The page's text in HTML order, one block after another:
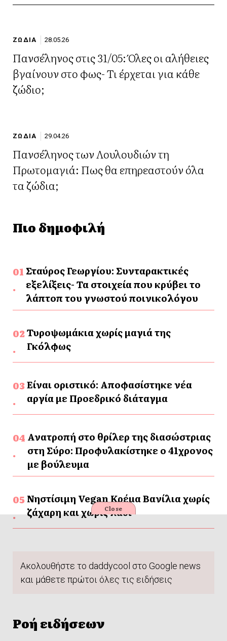
ΖΩΔΙΑ 28.05.26
Πανσέληνος στις 31/05: Όλες οι αλήθειες
βγαίνουν στο φως- Τι έρχεται για κάθε
ζώδιο;
ΖΩΔΙΑ 29.04.26
Πανσέληνος των Λουλουδιών τη
Πρωτομαγιά: Πως θα επηρεαστούν όλα
τα ζώδια;
Πιο δημοφιλή
Σταύρος Γεωργίου: Συνταρακτικές
εξελίξεις- Τα στοιχεία που κρύβει το
λάπτοπ του γνωστού ποινικολόγου
Τυροψωμάκια χωρίς μαγιά της
Γκόλφως
Είναι οριστικό: Αποφασίστηκε νέα
αργία με Προεδρικό διάταγμα
Ανατροπή στο θρίλερ της διασώστριας
στη Σύρο: Προφυλακίστηκε ο 41χρονος
με βούλευμα
Νηστίσιμη Vegan Κρέμα Βανίλια χωρίς
ζάχαρη και χωρίς λάδι
Ακολουθήστε το daddycool στο Google news
και μάθετε πρώτοι όλες τις ειδήσεις
Ροή ειδήσεων
Close